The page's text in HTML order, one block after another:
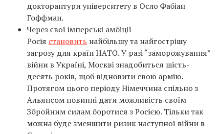
докторантури університету в Осло Фабіан
Гоффман.
Через свої імперські амбіції
Росія становить найбільшу та найгострішу
загрозу для країн НАТО. У разі “заморожування”
війни в Україні, Москві знадобиться шість-
десять років, щоб відновити свою армію.
Протягом цього періоду Німеччина спільно з
Альянсом повинні дати можливість своїм
Збройним силам боротися з Росією. Тільки так
можна буде зменшити ризик наступної війни в